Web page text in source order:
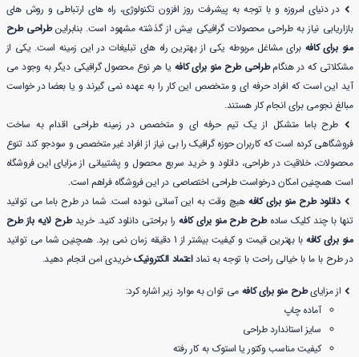
در دنیای امروزه و با توجه به پیشرفت روز افزون تکنولوژی، راه های ارتباطی و روش های
بازاریابی نیاز به طراحی محصولات گرافیکی بیش از گذشته مشهود است. بنابراینطراحی طرح
منو برای کافه برای مشاغل مربوطه یکی از بهترین راه های تبلیغات در این زمینه است. یکی از
مشکلاتی که در هنگامطراحی طرح منو برای کافه یا هر نوع محصول گرافیکی دیگر به وجود می
آید این است که افراد حرفه ای و متخصص این کار را به عهده نمی گیرند و یا بعضا در خواست
مبالغ نجومی برای انجام کار هستند.
طرح باما متشکل از یک تیم حرفه ای و متخصص در زمینه طراحی اقدام به ساخت
فروشگاهی کرده است که کاربران حوزه گرافیک را بی نیاز از افراد غیر متخصص و سودجو کند تنوع
محصولات، خلاقیت در طراحی، دانلود و خرید سریع محصول و پشتیبانی از مزایای این فروشگاه
است همچنین امکان درخواست طراحی اختصاصی در این فروشگاه فراهم است.
دانلود طرح منو برای کافههیچ وقت به این آسانی نبوده است. شما در طرح باما می توانید
تنها با چند کلیک سادهطرح طرح منو برای کافه را براحتی دانلود کنید. خریدطرح لایه باز طرح
منو برای کافه
با بهترین قیمت و کیفیت بیشتر از 1 دقیقه زمان نمی برد. همچنین شما می توانید
در طرح با ما با خیالی راحت با توجه به نماداعتماد الکترونیکخریدی امن انجام دهید.
از مزایایطرح منو برای کافه می توان به موارد زیر اشاره کرد:
آماده چاپ
سایز استاندارد طراحی
کیفیت مناسب وکتور یا استوک به کار رفته